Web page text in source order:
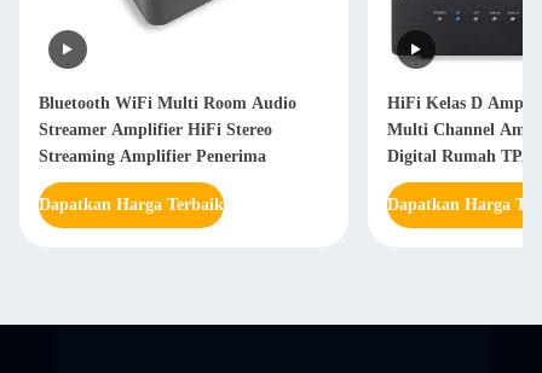
Bluetooth WiFi Multi Room Audio
Streamer Amplifier HiFi Stereo
Streaming Amplifier Penerima
Dapatkan Harga Terbaik
HiFi Kelas D
Multi Channel
Digital Rumah
Dapatkan Harga